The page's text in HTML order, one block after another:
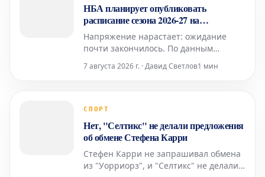
Защитники: Александер Ба
НБА планирует опубликовать
расписание сезона 2026-27 на
следующей неделе
Напряжение нарастает: ожидание
почти закончилось. По данным
Марка Стейна из The Stein Line,
опубликовать полное расписание
следующей неделе. Это не является
неожид
7 августа 2026 г. · Давид Светлов1 мин
СПОРТ
Нет, "Селтикс" не делали предложения
об обмене Стефена Карри
Стефен Карри не запрашивал обмена
из "Уорриорз", и "Селтикс" не делали